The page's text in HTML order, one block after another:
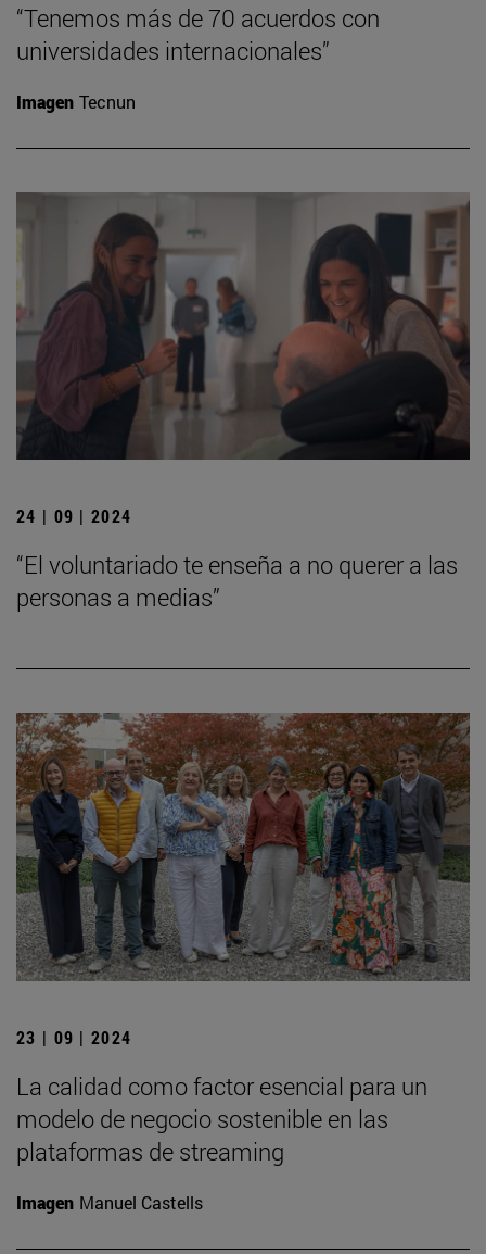
“Tenemos más de 70 acuerdos con
universidades internacionales”
Imagen Tecnun
24 | 09 | 2024
“El voluntariado te enseña a no querer a las
personas a medias”
23 | 09 | 2024
La calidad como factor esencial para un
modelo de negocio sostenible en las
plataformas de streaming
Imagen Manuel Castells